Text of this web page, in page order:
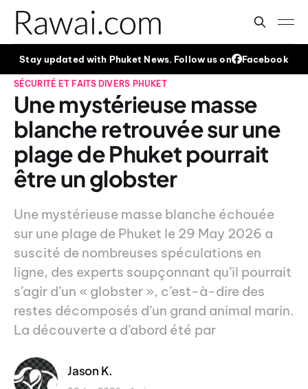
Stay updated with Phuket News. Follow us on Facebook
SÉCURITÉ ET FAITS DIVERS PHUKET
Une mystérieuse masse
blanche retrouvée sur une
plage de Phuket pourrait
être un globster
Une mystérieuse masse blanche échouée
sur une plage de Phuket le 29 May 2026 a
suscité de nombreuses spéculations en
ligne, des experts soupçonnant qu’il pourrait
s’agir d’un « globster », c’est-à-dire des
restes décomposés d’un grand animal marin.
La découverte a d’abord été par
Jason K.